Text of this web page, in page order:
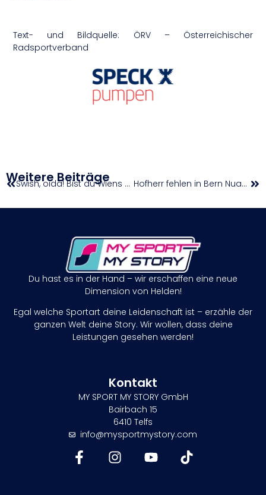
Text- und Bildquelle: ÖRV – Österreichischer
Radsportverband
Weitere Beiträge Swish, oida! Bist du Wiens bester Werfer? Hofherr fehlen in Bern Nuancen aufs Semifinal-Ticket
Du hast es in der Hand – wir erschaffen eine neue
Dimension von Helden!
Egal welche Sportart deine Leidenschaft ist – erzähle der
ganzen Welt deine Story. Wir wollen, dass deine
Leistungen gesehen werden!
Kontakt
MY SPORT MY STORY GmbH
Bairbach 15
6410 Telfs
info@mysportmystory.com